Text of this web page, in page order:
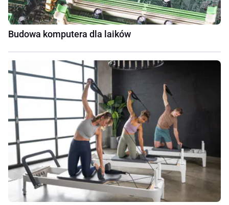
Budowa komputera dla laików